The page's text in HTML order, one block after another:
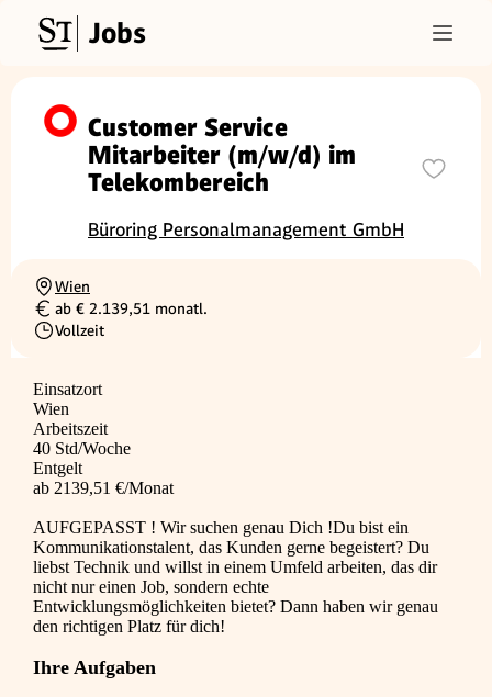
Jobs
Customer Service
Mitarbeiter (m/w/d) im
Telekombereich
Büroring Personalmanagement GmbH
Ortschaft
Wien
Gehalt
ab € 2.139,51 monatl.
Beschäftigungsart
Vollzeit
Einsatzort
Wien
Arbeitszeit
40 Std/Woche
Entgelt
ab 2139,51 €/Monat
AUFGEPASST ! Wir suchen genau Dich !Du bist ein
Kommunikationstalent, das Kunden gerne begeistert? Du
liebst Technik und willst in einem Umfeld arbeiten, das dir
nicht nur einen Job, sondern echte
Entwicklungsmöglichkeiten bietet? Dann haben wir genau
den richtigen Platz für dich!
Ihre Aufgaben